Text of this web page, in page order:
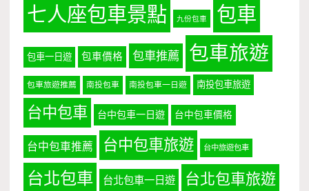
七人座包車景點 九份包車 包車
包車一日遊 包車價格 包車推薦 包車旅遊
包車旅遊推薦 南投包車 南投包車一日遊 南投包車旅遊
台中包車 台中包車一日遊 台中包車價格
台中包車推薦 台中包車旅遊 台中旅遊包車
台北包車 台北包車一日遊 台北包車旅遊